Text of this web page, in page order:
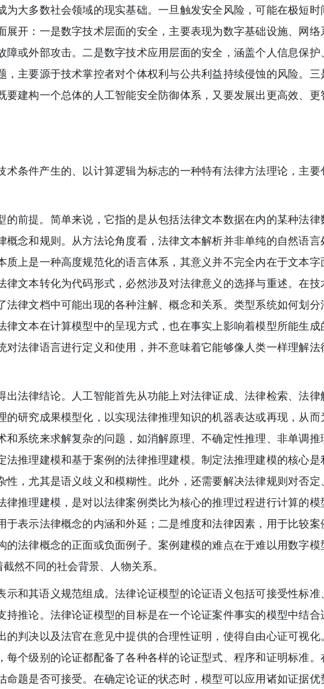
大多数社会领域的现实基础。一旦触发安全风险，可能在极短时
开：一是数字技术层面的安全，主要表现为数字基础设施、网络
或外部攻击。二是数字技术应用层面的安全，涵盖个人信息保护
主要源于技术掌控者对个体权利与公共利益持续侵蚀的风险。三
建构一个总体的人工智能安全防御体系，又要发展出更高效、更
条件产生的、以计算逻辑为标志的一种特有法律方法理论，主要
前提。简单来说，它指的是从包括法律文本数据在内的某种法律
念和规则。从方法论角度看，法律文本解析并非单纯的自然语言
上是一种高度规范化的语言体系，其意义并不完全内在于文本字
文本转化为代码形式，必然涉及对法律意义的选择与重述。在技
律文档中可能出现的各种注解、概念和关系。类型系统如何划分
文本在计算模型中的呈现方式，也在事实上影响着模型所能生成
法律语言进行定义和使用，并不意味着它能够像人类一样理解法
法律结论。人工智能首先从功能上对法律证成、法律检索、法律
研究成果模型化，以实现法律推理知识的机器表达或再现，从而
系统来求解复杂的问题，如消解原理、不确定性推理、非单调推
推理建模和基于案例的法律推理建模。制定法推理建模的核心是
，尤其是语义歧义和模糊性。此外，还需要解决法律规则对否定
推理建模，是对以法律案例类比为核心的推理过程进行计算的模
表示法律概念的内涵和外延；二是维度和法律因素，用于比较案
法律概念的正面或负面例子。案例建模的难点在于难以用数字模
然不同的社会背景、人物关系。
和其语义规范组成。法律论证模型的论证语义包括可接受性标准
推论。法律论证模型的目标是在一个论证案件事实的模型中结合
判决以及法官在意见中提供的合理性证明，使得自由心证可视化
个级别的论证都配备了各种各样的论证型式、程序和证明标准。
题是否可接受。在确定论证的状态时，模型可以应用诸如证据优